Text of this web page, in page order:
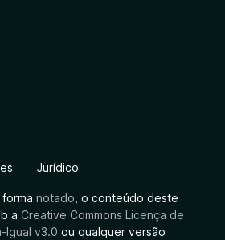
Jurídico
notado , o conteúdo deste
a Creative Commons Licença de
Igual v3.0 ou qualquer versão